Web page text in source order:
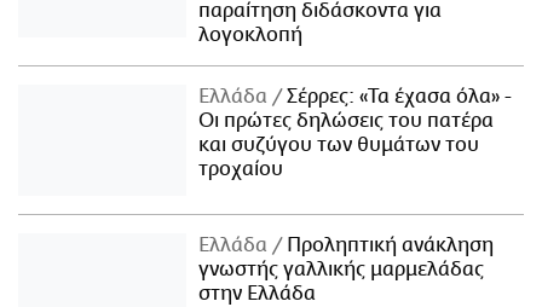
παραίτηση διδάσκοντα για
λογοκλοπή
Ελλάδα
Σέρρες: «Τα έχασα όλα» -
Οι πρώτες δηλώσεις του πατέρα
και συζύγου των θυμάτων του
τροχαίου
Ελλάδα
Προληπτική ανάκληση
γνωστής γαλλικής μαρμελάδας
στην Ελλάδα